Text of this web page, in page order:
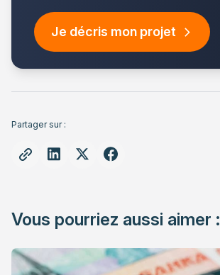
Je décris mon projet
Partager sur :
Vous pourriez aussi aimer :